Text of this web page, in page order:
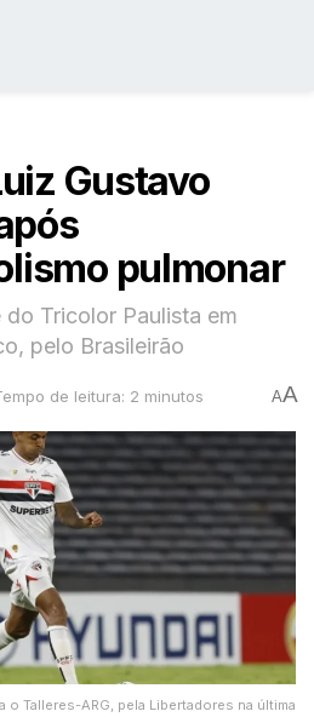
Gustavo
pulmonar
Tricolor Paulista em
pelo Brasileirão
de leitura: 2 minutos AA
o Talleres-ARG, pela Libertadores na última